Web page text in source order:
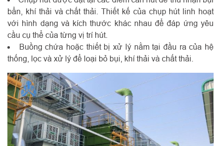
bẩn, khí thải và chất thải. Thiết kế của chụp hút linh hoạt
với hình dạng và kích thước khác nhau để đáp ứng yêu
cầu cụ thể của từng vị trí hút.
Buồng chứa hoặc thiết bị xử lý nằm tại đầu ra của hệ
thống, lọc và xử lý để loại bỏ bụi, khí thải và chất thải.